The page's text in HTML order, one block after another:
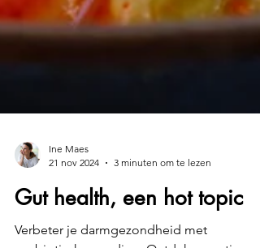
21 nov 2024
3 minuten om te lezen